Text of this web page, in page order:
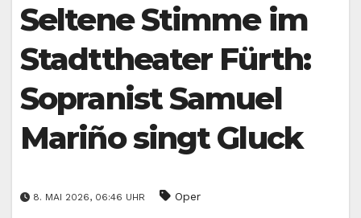
Seltene Stimme im
Stadttheater Fürth:
Sopranist Samuel
Mariño singt Gluck
8. MAI 2026, 06:46 UHR Oper